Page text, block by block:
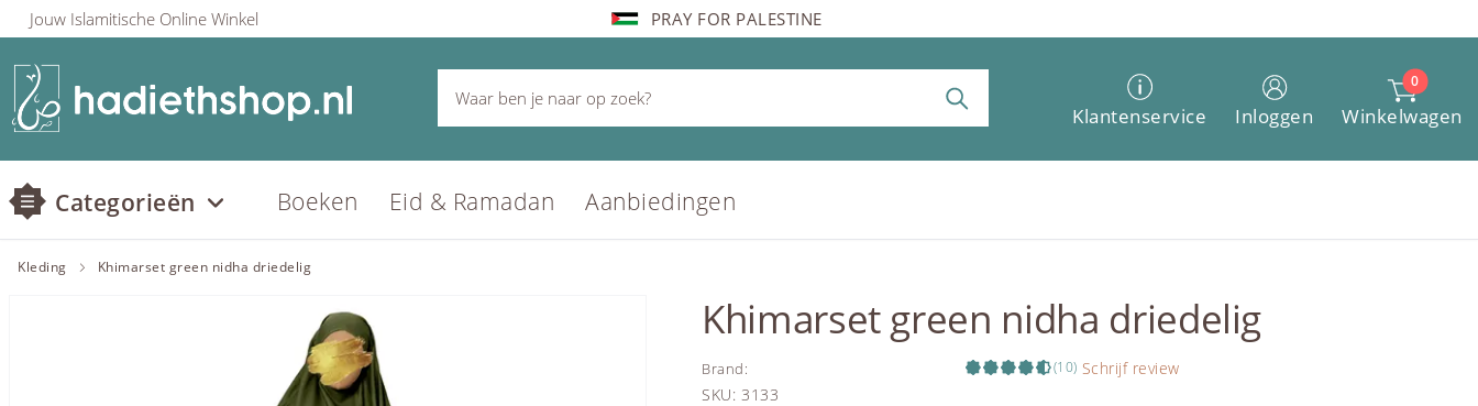
Jouw Islamitische Online Winkel PRAY FOR PALESTINE
Klantenservice Inloggen
0
Winkelwagen
Categorieën Boeken Eid & Ramadan Aanbiedingen
Kleding Khimarset green nidha driedelig
Khimarset green nidha driedelig
Brand: (10) Schrijf review
SKU: 3133